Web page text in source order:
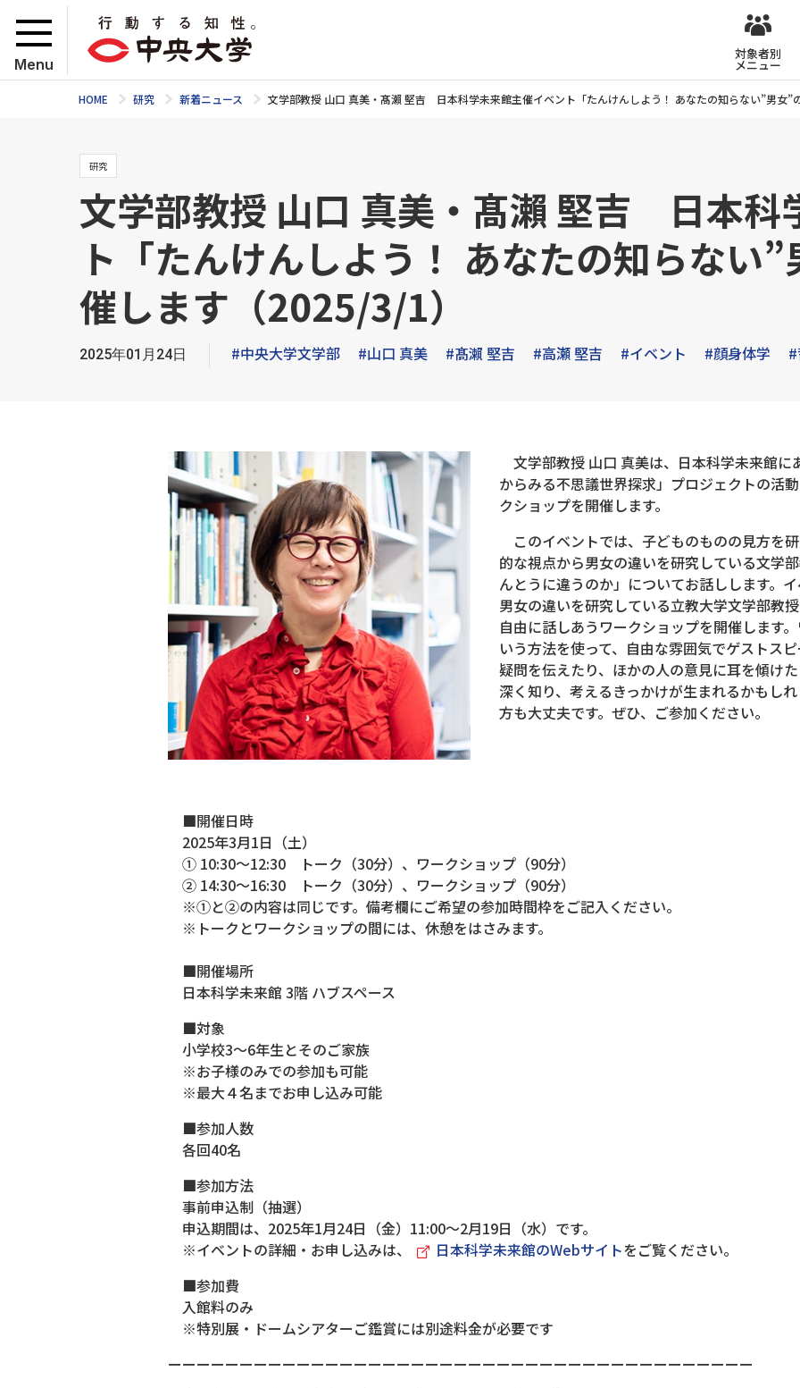
Menu
対象者別
メニュー
HOME 研究 新着ニュース 文学部教授 山口 真美・髙瀨 堅吉 日本科学未来館主催イベント「たんけんしよう！ あなたの知らない”男女”
研究
文学部教授 山口 真美・髙瀨 堅吉 日本科
ト「たんけんしよう！ あなたの知らない
催します（2025/3/1）
2025年01月24日 #中央大学文学部 #山口 真美 #髙瀨 堅吉 #高瀬 堅吉 #イベント #顔身体学
文学部教授 山口 真美は、日本科学未来館に
からみる不思議世界探求」プロジェクトの活
クショップを開催します。
このイベントでは、子どものものの見方を
的な視点から男女の違いを研究している文学
んとうに違うのか」についてお話しします。
男女の違いを研究している立教大学文学部教
自由に話しあうワークショップを開催します
いう方法を使って、自由な雰囲気でゲストス
疑問を伝えたり、ほかの人の意見に耳を傾け
深く知り、考えるきっかけが生まれるかもし
方も大丈夫です。ぜひ、ご参加ください。
■開催日時
2025年3月1日（土）
① 10:30～12:30 トーク（30分）、ワークショップ（90分）
② 14:30～16:30 トーク（30分）、ワークショップ（90分）
※①と②の内容は同じです。備考欄にご希望の参加時間枠をご記入ください。
※トークとワークショップの間には、休憩をはさみます。
■開催場所
日本科学未来館 3階 ハブスペース
■対象
小学校3～6年生とそのご家族
※お子様のみでの参加も可能
※最大４名までお申し込み可能
■参加人数
各回40名
■参加方法
事前申込制（抽選）
申込期間は、2025年1月24日（金）11:00～2月19日（水）です。
※イベントの詳細・お申し込みは、
日本科学未来館のWebサイトをご覧ください。
■参加費
入館料のみ
※特別展・ドームシアターご鑑賞には別途料金が必要です
ーーーーーーーーーーーーーーーーーーーーーーーーーーーーーーーーーーーーーーーーー